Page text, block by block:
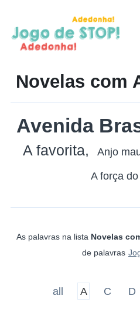
Novelas com
Avenida
A favorita Anjo
A força
As palavras na lista Novelas
de palavras
all A C D